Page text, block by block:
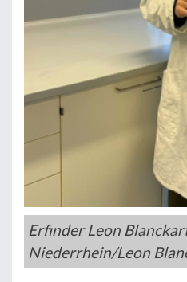
Erfinder Leon
Niederrhein/Leon